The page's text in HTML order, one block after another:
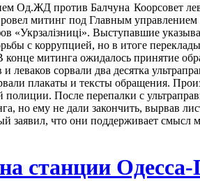
Коорсовет
митинг под Главным
«Укрзалізниці». Выступавшие
с коррупцией, но в итоге
конце митинга ожидалось принятие
и леваков сорвали два десятка
плакаты и тексты обращения.
полиции. После перепалки с
но ему не дали закончить, вырвав
заявил, что они поддерживает смысл
станции Одесса-